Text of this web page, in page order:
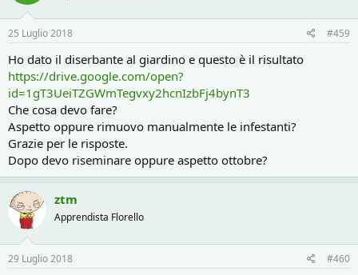
25 Luglio 2018 #459
Ho dato il diserbante al giardino e questo è il risultato
https://drive.google.com/open?
id=1gT3UeiTZGWmTegvxy2hcnIzbFj4bynT3
Che cosa devo fare?
Aspetto oppure rimuovo manualmente le infestanti?
Grazie per le risposte.
Dopo devo riseminare oppure aspetto ottobre?
ztm
Apprendista Florello
29 Luglio 2018 #460